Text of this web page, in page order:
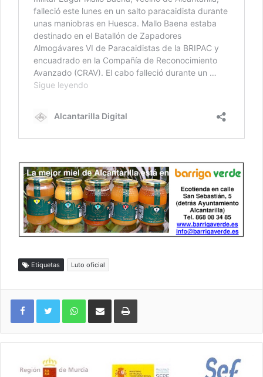
Etiquetas Luto oficial
WhatsAppCompartir por correo electrónicoImprimir